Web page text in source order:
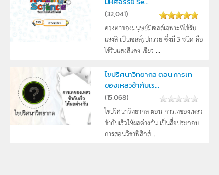
(32,041)
ดวงตาของมนุษย์มีเซลล์เฉพาะที่ใช้รับ
แสงสี เป็นเซลล์รูปกรวย ซึ่งมี 3 ชนิด คือ
ใช้รับแสงสีแดง เขียว ...
ไขปริศนาวิทยากล ตอน การเท
ของเหลวช้ากับเร...
(15,068)
ไขปริศนาวิทยากล ตอน การเทของเหลว
ช้ากับเร็วให้ผลต่างกัน เป็นสื่อประกอบ
การสอนวิชาฟิสิกส์ ...